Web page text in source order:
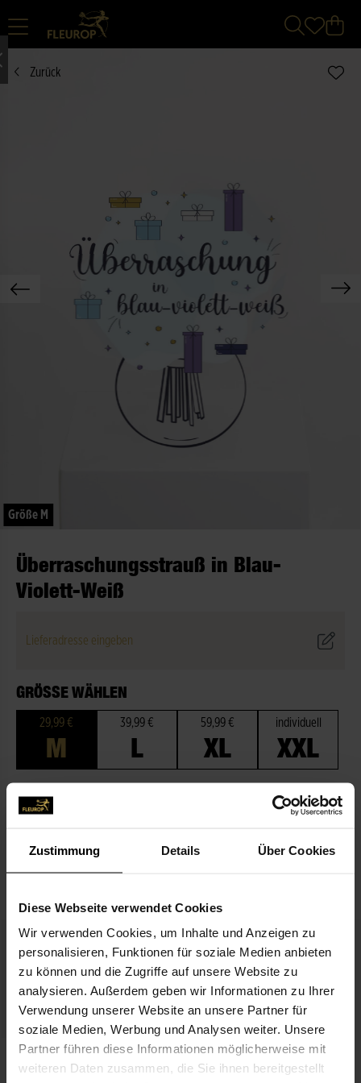
Zustimmung Details Über Cookies
Diese Webseite verwendet Cookies
Wir verwenden Cookies, um Inhalte und Anzeigen zu
personalisieren, Funktionen für soziale Medien anbieten
zu können und die Zugriffe auf unsere Website zu
analysieren. Außerdem geben wir Informationen zu Ihrer
Verwendung unserer Website an unsere Partner für
soziale Medien, Werbung und Analysen weiter. Unsere
Partner führen diese Informationen möglicherweise mit
weiteren Daten zusammen, die Sie ihnen bereitgestellt
Zurück
Größe M
Überraschungsstrauß in Blau-
Violett-Weiß
Lieferadresse eingeben
GRÖSSE WÄHLEN
29,99 €
M
39,99 €
L
59,99 €
XL
individuell
XXL
Zum Merkzettel hinzufügen
BESCHREIBUNG
Ich denk an Dich
3,99 €